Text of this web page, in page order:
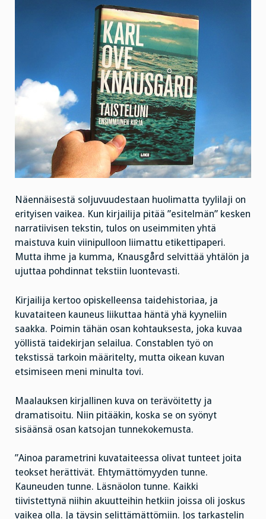
Näennäisestä soljuvuudestaan huolimatta tyylilaji on
erityisen vaikea. Kun kirjailija pitää ”esitelmän” kesken
narratiivisen tekstin, tulos on useimmiten yhtä
maistuva kuin viinipulloon liimattu etikettipaperi.
Mutta ihme ja kumma, Knausgård selvittää yhtälön ja
ujuttaa pohdinnat tekstiin luontevasti.
Kirjailija kertoo opiskelleensa taidehistoriaa, ja
kuvataiteen kauneus liikuttaa häntä yhä kyyneliin
saakka. Poimin tähän osan kohtauksesta, joka kuvaa
yöllistä taidekirjan selailua. Constablen työ on
tekstissä tarkoin määritelty, mutta oikean kuvan
etsimiseen meni minulta tovi.
Maalauksen kirjallinen kuva on terävöitetty ja
dramatisoitu. Niin pitääkin, koska se on syönyt
sisäänsä osan katsojan tunnekokemusta.
”Ainoa parametrini kuvataiteessa olivat tunteet joita
teokset herättivät. Ehtymättömyyden tunne.
Kauneuden tunne. Läsnäolon tunne. Kaikki
tiivistettynä niihin akuutteihin hetkiin joissa oli joskus
vaikea olla. Ja täysin selittämättömiin. Jos tarkastelin